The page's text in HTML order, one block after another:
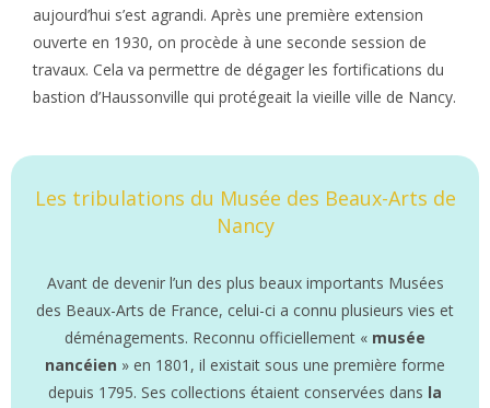
aujourd’hui s’est agrandi. Après une première extension
ouverte en 1930, on procède à une seconde session de
travaux. Cela va permettre de dégager les fortifications du
bastion d’Haussonville qui protégeait la vieille ville de Nancy.
Les tribulations du Musée des Beaux-Arts de
Nancy
Avant de devenir l’un des plus beaux importants Musées
des Beaux-Arts de France, celui-ci a connu plusieurs vies et
déménagements. Reconnu officiellement « musée
nancéien » en 1801, il existait sous une première forme
depuis 1795. Ses collections étaient conservées dans la